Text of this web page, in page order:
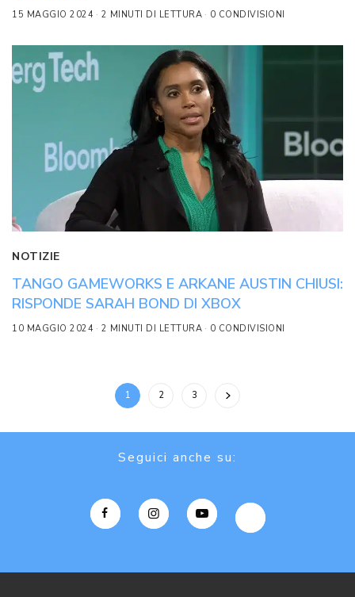
15 MAGGIO 2024 2 MINUTI DI LETTURA 0 CONDIVISIONI
NOTIZIE
TANGO GAMEWORKS E ARKANE AUSTIN CHIUSI:
RISPONDE SARAH BOND DI XBOX
10 MAGGIO 2024 2 MINUTI DI LETTURA 0 CONDIVISIONI
1 2 3
Seguici anche su: